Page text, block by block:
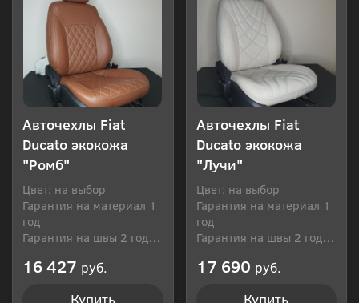
Авточехлы Fiat
Ducato экокожа
"Ромб"
Цвет: на выбор
Гарантия на материал 1
год
Гарантия на швы 2 года
16 427 руб.
Купить
Авточехлы Fiat
Ducato экокожа
"Лучи"
Цвет: на выбор
Гарантия на материал 1
год
Гарантия на швы 2 года
17 690 руб.
Купить